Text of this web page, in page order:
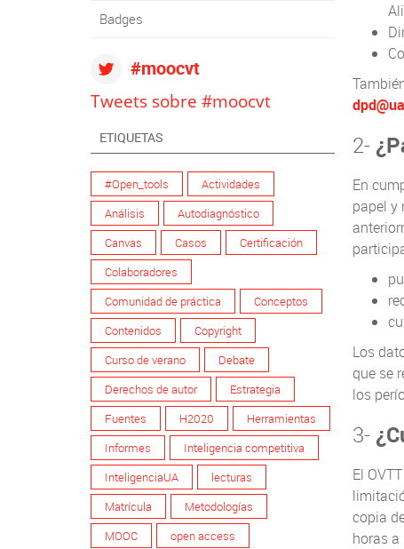
Badges
#moocvt
Tweets sobre #moocvt
ETIQUETAS
#Open_tools
Actividades
Análisis
Autodiagnóstico
Canvas
Casos
Certificación
Colaboradores
Comunidad de práctica
Conceptos
Contenidos
Copyright
Curso de verano
Debate
Derechos de autor
Estrategia
Fuentes
H2020
Herramientas
Informes
Inteligencia competitiva
InteligenciaUA
lecturas
Matrícula
Metodologías
MOOC
open access
2-
En
papel y
Los
que se
los
3-
El
copia
horas